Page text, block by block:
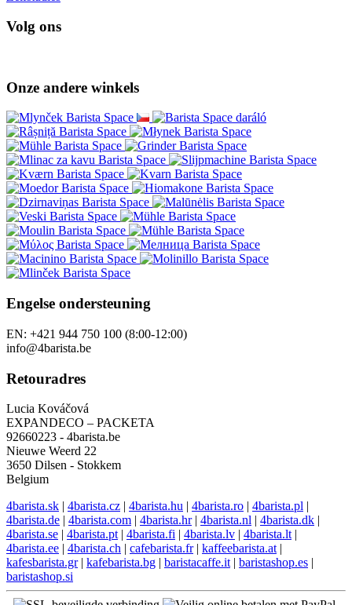
Volg ons
Onze andere winkels
Engelse ondersteuning
EN: +421 944 750 100 (8:00-12:00)
info@4barista.be
Retouradres
Lucia Kováčová
EXPANDECO – PACKETA
92660223 - 4barista.be
Nieuwe Weerd 22
3650 Dilsen - Stokkem
Belgium
4barista.sk | 4barista.cz | 4barista.hu | 4barista.ro | 4barista.pl |
4barista.de | 4barista.com | 4barista.hr| 4barista.nl | 4barista.dk |
4barista.se | 4barista.pt | 4barista.fi | 4barista.lv | 4barista.lt |
4barista.ee | 4barista.ch | cafebarista.fr| kaffeebarista.at |
kafesbarista.gr| kafebarista.bg | baristacaffe.it | baristashop.es |
baristashop.si